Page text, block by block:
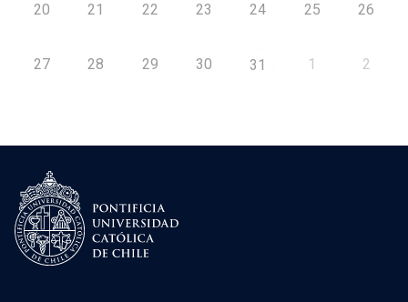
20 21 22 23 24 25 26
27 28 29 30 31 1 2